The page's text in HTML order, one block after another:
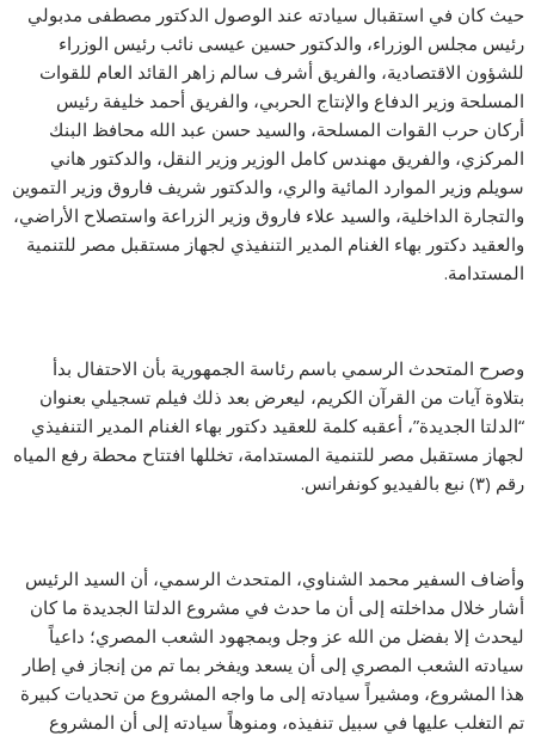
حيث كان في استقبال سيادته عند الوصول الدكتور مصطفى مدبولي
رئيس مجلس الوزراء، والدكتور حسين عيسى نائب رئيس الوزراء
للشؤون الاقتصادية، والفريق أشرف سالم زاهر القائد العام للقوات
المسلحة وزير الدفاع والإنتاج الحربي، والفريق أحمد خليفة رئيس
أركان حرب القوات المسلحة، والسيد حسن عبد الله محافظ البنك
المركزي، والفريق مهندس كامل الوزير وزير النقل، والدكتور هاني
سويلم وزير الموارد المائية والري، والدكتور شريف فاروق وزير التموين
والتجارة الداخلية، والسيد علاء فاروق وزير الزراعة واستصلاح الأراضي،
والعقيد دكتور بهاء الغنام المدير التنفيذي لجهاز مستقبل مصر للتنمية
المستدامة.
وصرح المتحدث الرسمي باسم رئاسة الجمهورية بأن الاحتفال بدأ
بتلاوة آيات من القرآن الكريم، ليعرض بعد ذلك فيلم تسجيلي بعنوان
“الدلتا الجديدة”، أعقبه كلمة للعقيد دكتور بهاء الغنام المدير التنفيذي
لجهاز مستقبل مصر للتنمية المستدامة، تخللها افتتاح محطة رفع المياه
رقم (٣) نبع بالفيديو كونفرانس.
وأضاف السفير محمد الشناوي، المتحدث الرسمي، أن السيد الرئيس
أشار خلال مداخلته إلى أن ما حدث في مشروع الدلتا الجديدة ما كان
ليحدث إلا بفضل من الله عز وجل وبمجهود الشعب المصري؛ داعياً
سيادته الشعب المصري إلى أن يسعد ويفخر بما تم من إنجاز في إطار
هذا المشروع، ومشيراً سيادته إلى ما واجه المشروع من تحديات كبيرة
تم التغلب عليها في سبيل تنفيذه، ومنوهاً سيادته إلى أن المشروع